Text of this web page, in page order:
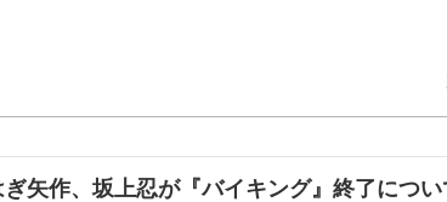
矢作、坂上忍が『バイキング』終了につい